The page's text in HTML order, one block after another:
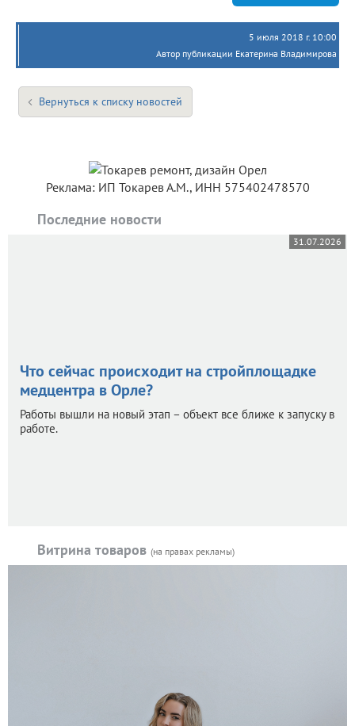
5 июля 2018 г. 10:00
Автор публикации Екатерина Владимирова
Вернуться к списку новостей
Реклама: ИП Токарев А.М., ИНН 575402478570
Последние новости
31.07.2026
Что сейчас происходит на стройплощадке
медцентра в Орле?
Работы вышли на новый этап – объект все ближе к запуску в
работе.
Витрина товаров (на правах рекламы)